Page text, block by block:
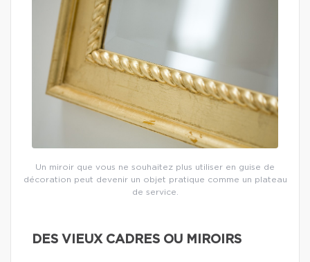
Un miroir que vous ne souhaitez plus utiliser en guise de
décoration peut devenir un objet pratique comme un plateau
de service.
DES VIEUX CADRES OU MIROIRS